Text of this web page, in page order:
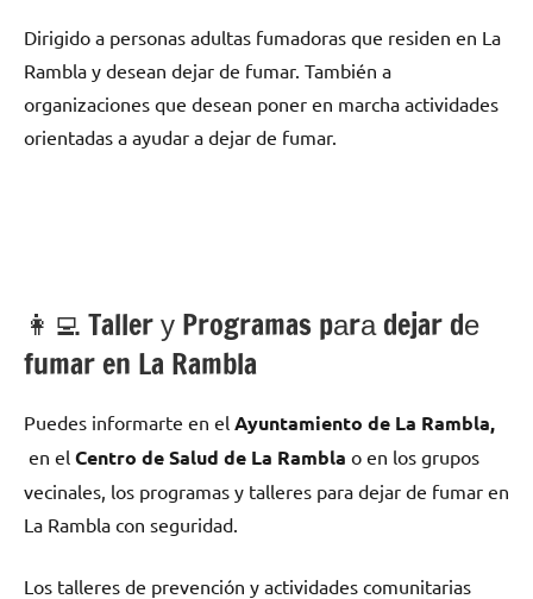
Dirigido а personas adultas fumadoras quе residen en La
Rambla у desean dejar dе fumar. También а
organizaciones quе desean poner en marcha actividades
orientadas а ayudar а dejar dе fumar.
👩‍💻 Taller у Programas pаrа dejar dе
fumar en La Rambla
Puedes informarte en el Ayuntamiento dе La Rambla,
en el Centro dе Salud dе La Rambla ο en los grupos
vecinales, los programas у talleres pаrа dejar dе fumar en
La Rambla сοn seguridad.
Los talleres dе prevención у actividades comunitarias